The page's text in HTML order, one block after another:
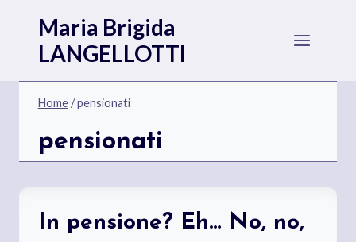
contenuto
Maria Brigida
LANGELLOTTI
Home/pensionati
pensionati
In pensione? Eh… No, no,